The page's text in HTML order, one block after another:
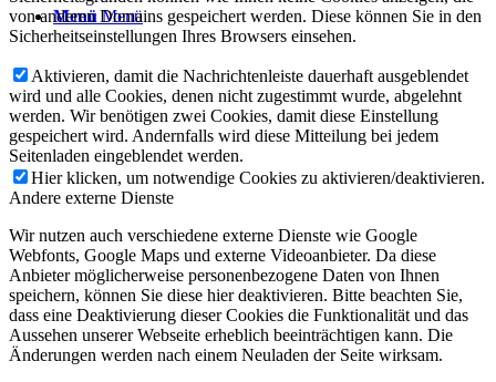
Menü Menü
von anderen Domains gespeichert werden. Diese können Sie in den
Sicherheitseinstellungen Ihres Browsers einsehen.
Aktivieren, damit die Nachrichtenleiste dauerhaft ausgeblendet
wird und alle Cookies, denen nicht zugestimmt wurde, abgelehnt
werden. Wir benötigen zwei Cookies, damit diese Einstellung
gespeichert wird. Andernfalls wird diese Mitteilung bei jedem
Seitenladen eingeblendet werden.
Hier klicken, um notwendige Cookies zu aktivieren/deaktivieren.
Andere externe Dienste
Wir nutzen auch verschiedene externe Dienste wie Google
Webfonts, Google Maps und externe Videoanbieter. Da diese
Anbieter möglicherweise personenbezogene Daten von Ihnen
speichern, können Sie diese hier deaktivieren. Bitte beachten Sie,
dass eine Deaktivierung dieser Cookies die Funktionalität und das
Aussehen unserer Webseite erheblich beeinträchtigen kann. Die
Änderungen werden nach einem Neuladen der Seite wirksam.